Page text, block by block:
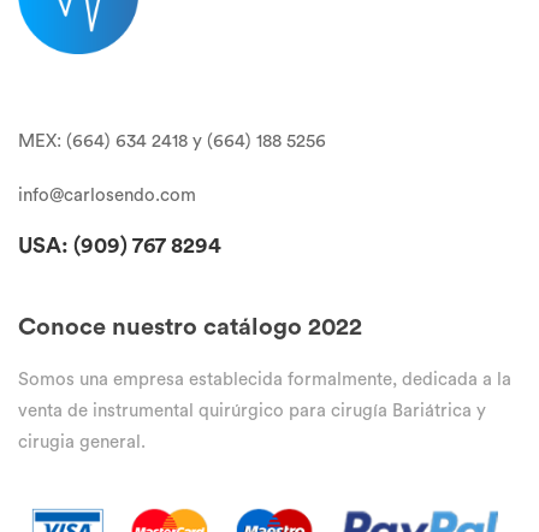
MEX: (664) 634 2418 y (664) 188 5256
info@carlosendo.com
USA: (909) 767 8294
Conoce nuestro catálogo 2022
Somos una empresa establecida formalmente, dedicada a la
venta de instrumental quirúrgico para cirugía Bariátrica y
cirugia general.